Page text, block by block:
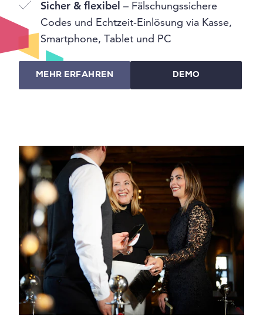
Sicher & flexibel – Fälschungssichere
Codes und Echtzeit-Einlösung via Kasse,
Smartphone, Tablet und PC
MEHR ERFAHREN DEMO